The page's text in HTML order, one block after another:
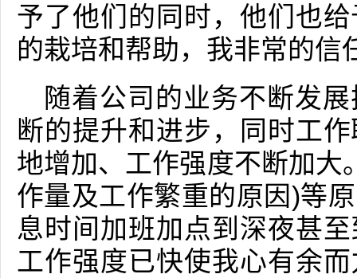
予了他们的同时，他们也
的栽培和帮助，我非常的信
随着公司的业务不断发
断的提升和进步，同时工
地增加、工作强度不断加大
作量及工作繁重的原因)等
息时间加班加点到深夜甚
工作强度已快使我心有余